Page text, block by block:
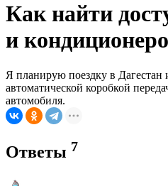
Как найти
и
Я планирую поездку в
автоматической коробкой
автомобиля.
Ответы 7